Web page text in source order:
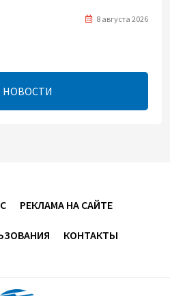
8 августа 2026
на мир
стал отправной точкой
НОВОСТИ
РЕКЛАМА НА САЙТЕ
КОНТАКТЫ